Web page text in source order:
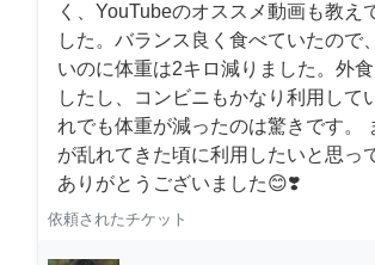
く、YouTubeのオススメ動画も教え
した。バランス良く食べていたので
いのに体重は2キロ減りました。外
したし、コンビニもかなり利用して
れでも体重が減ったのは驚きです。
が乱れてきた頃に利用したいと思っ
ありがとうございました😊❣️
依頼されたチケット